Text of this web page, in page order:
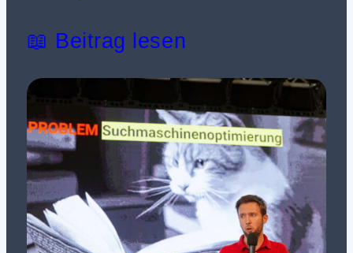
📖 Beitrag lesen